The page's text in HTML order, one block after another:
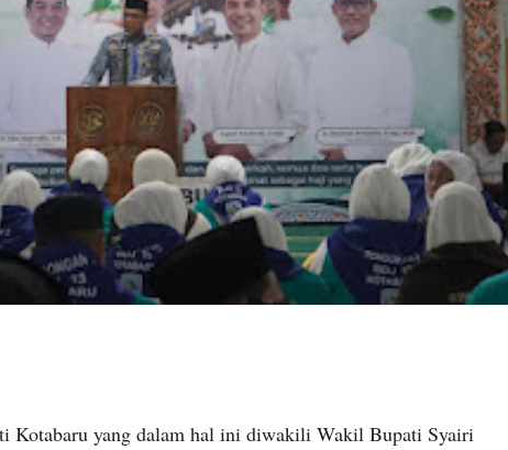
Kotabaru yang dalam hal ini diwakili Wakil Bupati Syairi